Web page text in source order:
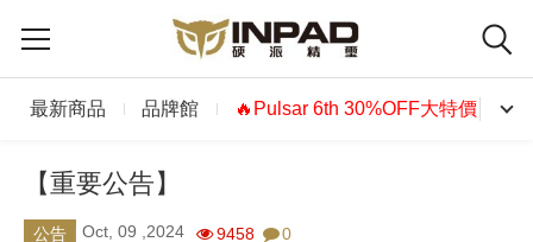
最新商品 品牌館 🔥Pulsar 6th 30%OFF大特價🔥
【重要公告】
公告 Oct, 09 ,2024 9458 0